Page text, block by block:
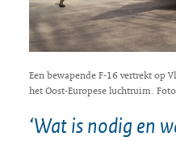
Een bewapende F-16 vertrekt op
het Oost-Europese luchtruim.
‘Wat is nodig en